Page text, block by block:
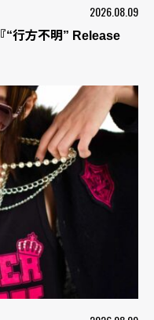
2026.08.09
“行方不明” Release